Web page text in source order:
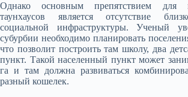
Однако основным препятствием для
таунхаусов является отсутствие
социальной инфраструктуры. Ученый
субурбии необходимо планировать
что позволит построить там школу, два
пункт. Такой населенный пункт может
га и там должна развиваться
разный кошелек.